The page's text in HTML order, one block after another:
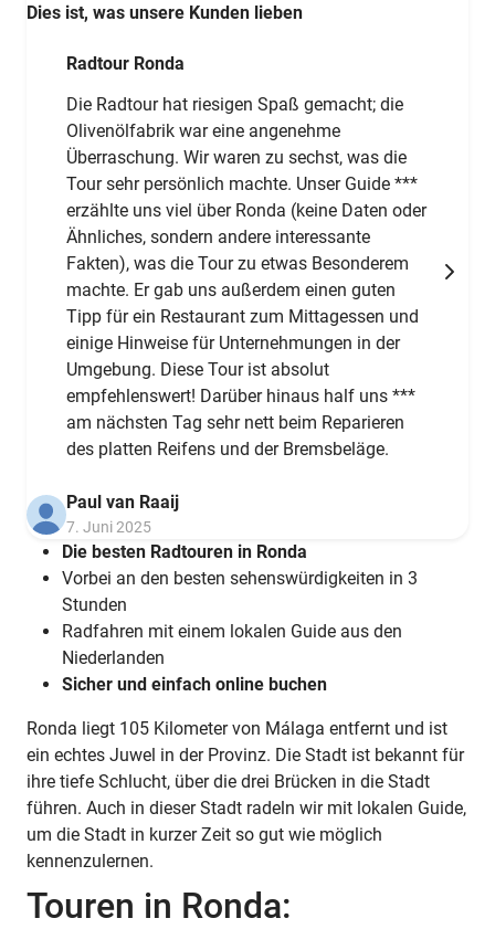
Dies ist, was unsere Kunden lieben
Radtour Ronda
Die Radtour hat riesigen Spaß gemacht; die
Olivenölfabrik war eine angenehme
Überraschung. Wir waren zu sechst, was die
Tour sehr persönlich machte. Unser Guide ***
erzählte uns viel über Ronda (keine Daten oder
Ähnliches, sondern andere interessante
Fakten), was die Tour zu etwas Besonderem
machte. Er gab uns außerdem einen guten
Tipp für ein Restaurant zum Mittagessen und
einige Hinweise für Unternehmungen in der
Umgebung. Diese Tour ist absolut
empfehlenswert! Darüber hinaus half uns ***
am nächsten Tag sehr nett beim Reparieren
des platten Reifens und der Bremsbeläge.
Paul van Raaij
7. Juni 2025
Die besten Radtouren in Ronda
Vorbei an den besten sehenswürdigkeiten in 3
Stunden
Radfahren mit einem lokalen Guide aus den
Niederlanden
Sicher und einfach online buchen
Ronda liegt 105 Kilometer von Málaga entfernt und ist
ein echtes Juwel in der Provinz. Die Stadt ist bekannt für
ihre tiefe Schlucht, über die drei Brücken in die Stadt
führen. Auch in dieser Stadt radeln wir mit lokalen Guide,
um die Stadt in kurzer Zeit so gut wie möglich
kennenzulernen.
Touren in Ronda: